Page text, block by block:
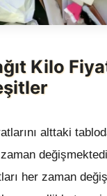
Kilo
alttaki
her zaman